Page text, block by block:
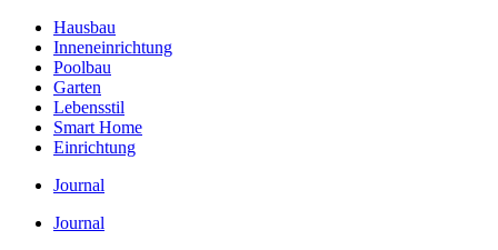
Hausbau
Inneneinrichtung
Poolbau
Garten
Lebensstil
Smart Home
Einrichtung
Journal
Journal